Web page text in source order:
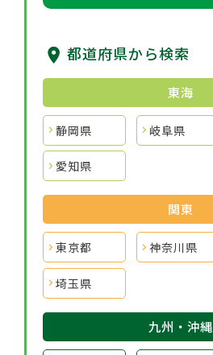
都道府県から検索
東海
静岡県 岐阜県
愛知県
関東
東京都 神奈川県
埼玉県
九州・沖縄